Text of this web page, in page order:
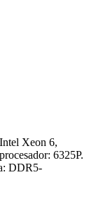
Xeon 6,
6325P.
DDR5-